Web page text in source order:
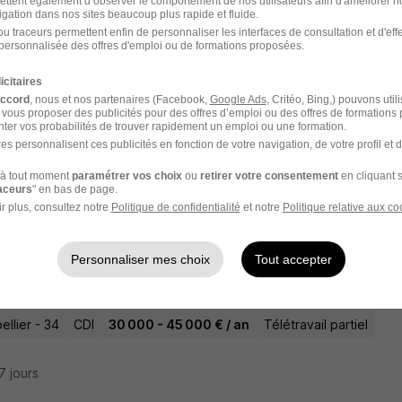
Sénior H/F
- 34 CDI 33 000 - 40 000 € / an
jours
Externe -Beaux Dossiers - 35K€ à
Super recruteur
- 34 CDI 30 000 - 45 000 € / an Télétravail partiel
jours
dans nos sites beaucoup plus rapide et fluide.
traceurs permettent enfin de personnaliser les interfaces de consultation et
des offres d'emploi ou de formations proposées.
, nous et nos partenaires (Facebook, Google Ads, Critéo, Bing,) pouvons
proposer des publicités pour des offres d’emploi ou des offres de formations
vos probabilités de trouver rapidement un emploi ou une formation.
personnalisent ces publicités en fonction de votre navigation, de votre profil et
tout moment paramétrer vos choix ou retirer votre consentementen cliquant
" en bas de page.
plus, consultez notre Politique de confidentialité et notre Politique relative aux
Personnaliser mes choix Tout accepter